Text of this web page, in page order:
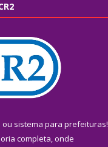
ou sistema para prefeituras!
completa, onde